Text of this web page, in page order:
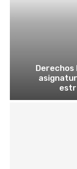
Derechos